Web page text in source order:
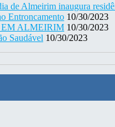
de Almeirim inaugura
Entroncamento 10/30/2023
ALMEIRIM 10/30/2023
Saudável 10/30/2023